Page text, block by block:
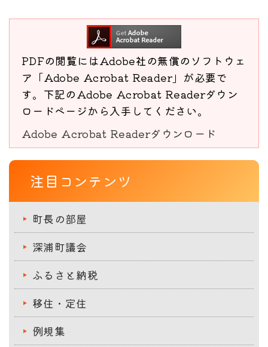
PDFの閲覧にはAdobe社の無償のソフトウェ
ア「Adobe Acrobat Reader」が必要で
す。下記のAdobe Acrobat Readerダウン
ロードページから入手してください。
Adobe Acrobat Readerダウンロード
注目コンテンツ
町長の部屋
深浦町議会
ふるさと納税
移住・定住
例規集